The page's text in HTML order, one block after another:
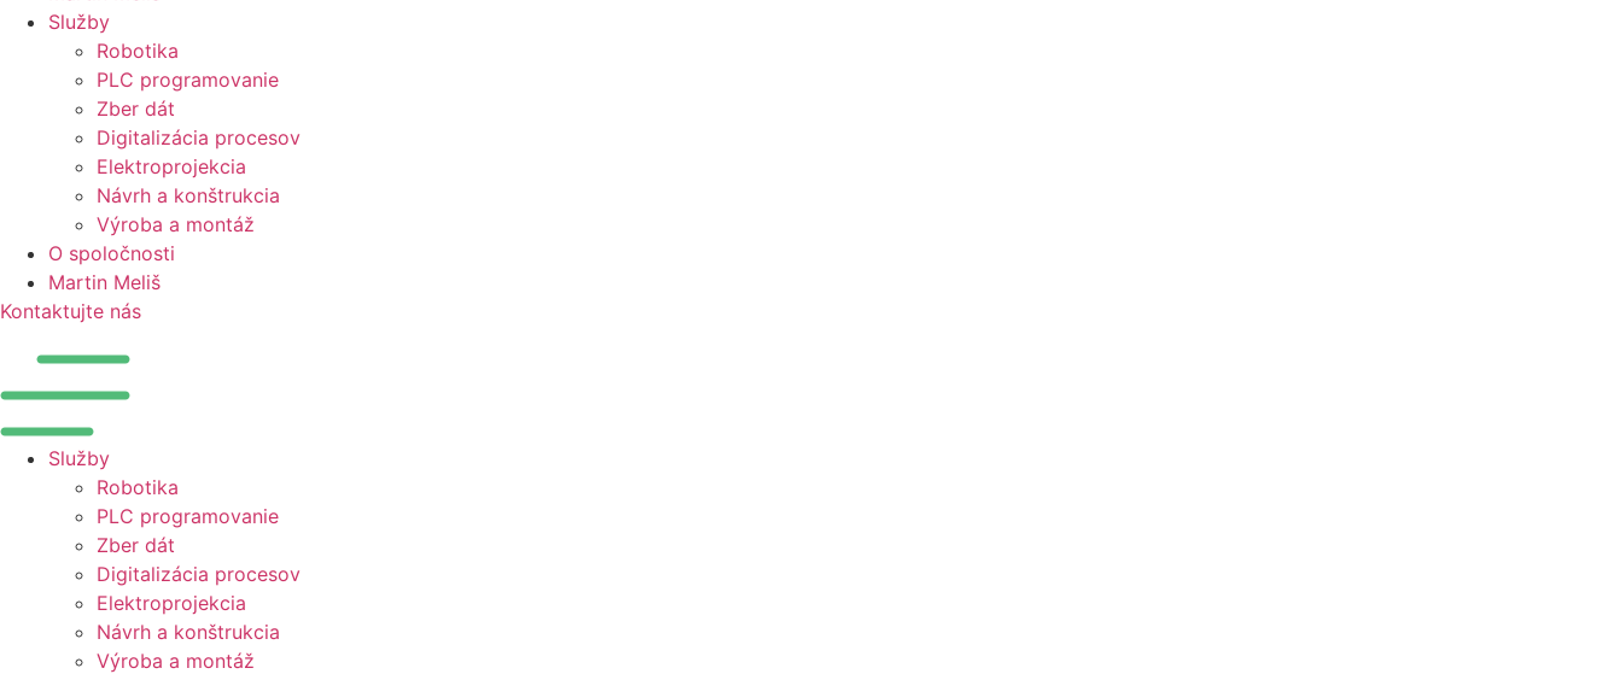
Služby
Robotika
PLC programovanie
Zber dát
Digitalizácia procesov
Elektroprojekcia
Návrh a konštrukcia
Výroba a montáž
O spoločnosti
Martin Meliš
Kontaktujte nás
Služby
Robotika
PLC programovanie
Zber dát
Digitalizácia procesov
Elektroprojekcia
Návrh a konštrukcia
Výroba a montáž